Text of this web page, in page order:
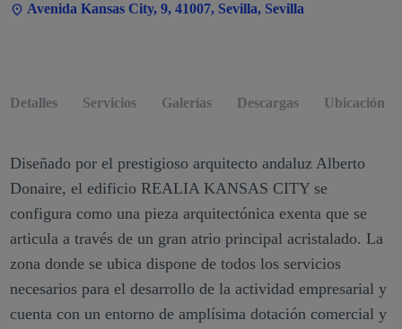
Avenida Kansas City, 9, 41007, Sevilla, Sevilla
Detalles Servicios Galerías Descargas Ubicación
Diseñado por el prestigioso arquitecto andaluz Alberto
Donaire, el edificio REALIA KANSAS CITY se
configura como una pieza arquitectónica exenta que se
articula a través de un gran atrio principal acristalado. La
zona donde se ubica dispone de todos los servicios
necesarios para el desarrollo de la actividad empresarial y
cuenta con un entorno de amplísima dotación comercial y